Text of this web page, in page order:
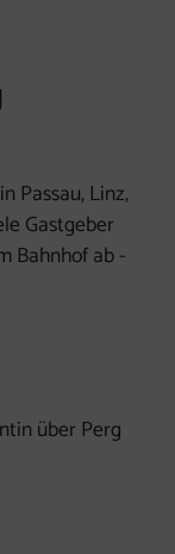
Passau, Linz,
Gastgeber
Bahnhof ab -
über Perg